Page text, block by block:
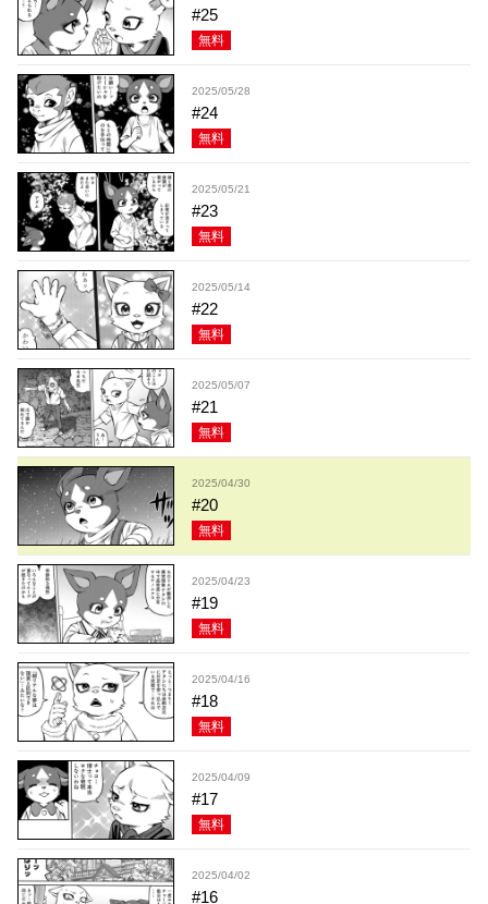
#25
無料
2025/05/28
#24
無料
2025/05/21
#23
無料
2025/05/14
#22
無料
2025/05/07
#21
無料
2025/04/30
#20
無料
2025/04/23
#19
無料
2025/04/16
#18
無料
2025/04/09
#17
無料
2025/04/02
#16